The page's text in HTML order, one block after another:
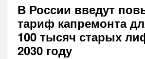
В России введут
тариф капремонта
100 тысяч старых
2030 году